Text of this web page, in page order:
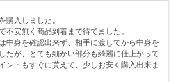
購入しました。
不安無く商品到着まで待てました。
中身を確認出来ず、相手に渡してから中身を
たが、とても細かい部分も綺麗に仕上がって
ントもすぐに貰えて、少しお安く購入出来ま